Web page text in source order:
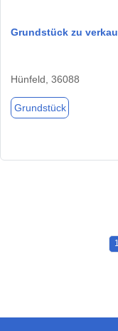
Grundstück zu
Hünfeld, 36088
Grundstück
1